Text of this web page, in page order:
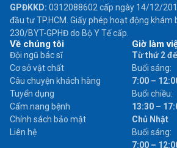
GPĐKKD: 0312088602 cấp ngày 14/12/
đầu tư TP.HCM. Giấy phép hoạt động khám
230/BYT-GPHĐ do Bộ Y Tế cấp.
Về chúng tôi
Đội ngũ bác sĩ
Cơ sở vật chất
Câu chuyện khách hàng
Tuyển dụng
Cẩm nang bệnh
Chính sách bảo mật
Liên hệ
Giờ làm
Từ thứ 2
Buổi sáng:
7:00 –
Buổi chiều:
13:30 –
Chủ Nhật
Buổi sáng:
7:00 –